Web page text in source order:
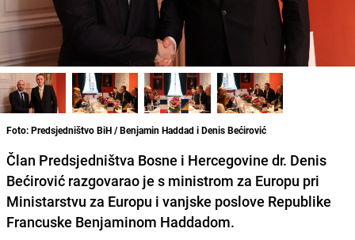
Foto: Predsjedništvo BiH / Benjamin Haddad i Denis Bećirović
Član Predsjedništva Bosne i Hercegovine dr. Denis
Bećirović razgovarao je s ministrom za Europu pri
Ministarstvu za Europu i vanjske poslove Republike
Francuske Benjaminom Haddadom.